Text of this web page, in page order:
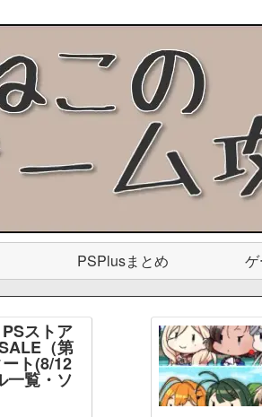
PSPlusまとめ
PSストア
（第
ト(8/12
一覧・ソ